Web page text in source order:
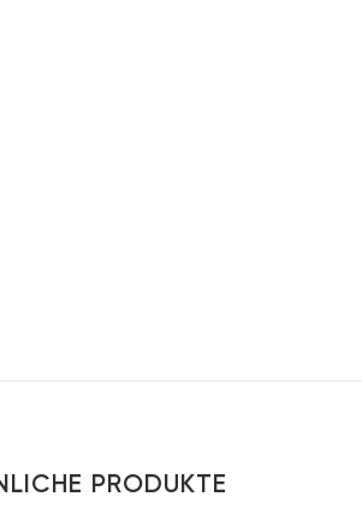
PRODUKTE